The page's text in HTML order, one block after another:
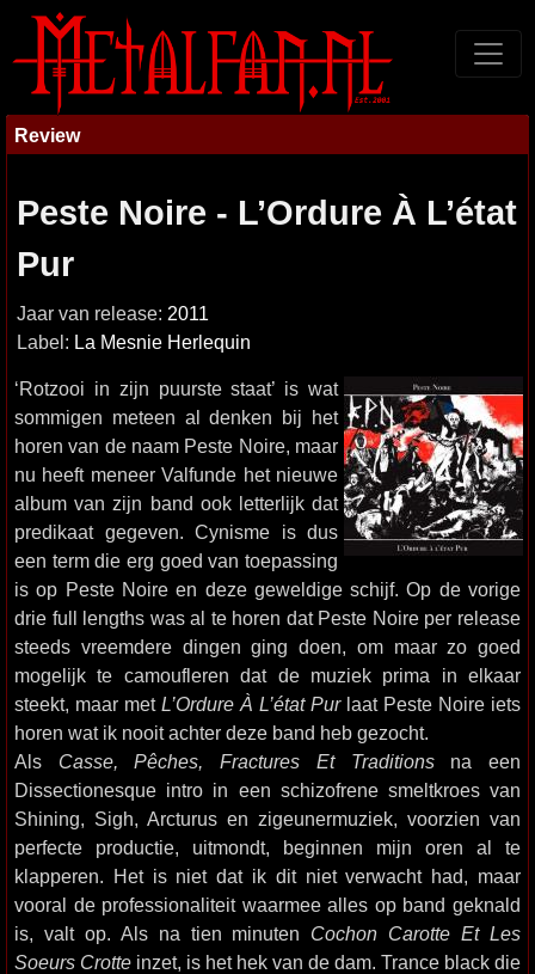
Review
Peste Noire - L’Ordure À L’état
Pur
Jaar van release: 2011
Label: La Mesnie Herlequin
‘Rotzooi in zijn puurste staat’ is wat
sommigen meteen al denken bij het
horen van de naam Peste Noire, maar
nu heeft meneer Valfunde het nieuwe
album van zijn band ook letterlijk dat
predikaat gegeven. Cynisme is dus
een term die erg goed van toepassing
is op Peste Noire en deze geweldige schijf. Op de vorige
drie full lengths was al te horen dat Peste Noire per release
steeds vreemdere dingen ging doen, om maar zo goed
mogelijk te camoufleren dat de muziek prima in elkaar
steekt, maar met L’Ordure À L’état Purlaat Peste Noire iets
horen wat ik nooit achter deze band heb gezocht.
Als Casse, Pêches, Fractures Et Traditionsna een
Dissectionesque intro in een schizofrene smeltkroes van
Shining, Sigh, Arcturus en zigeunermuziek, voorzien van
perfecte productie, uitmondt, beginnen mijn oren al te
klapperen. Het is niet dat ik dit niet verwacht had, maar
vooral de professionaliteit waarmee alles op band geknald
is, valt op. Als na tien minuten Cochon Carotte Et Les
Soeurs Crotte inzet, is het hek van de dam. Trance black die